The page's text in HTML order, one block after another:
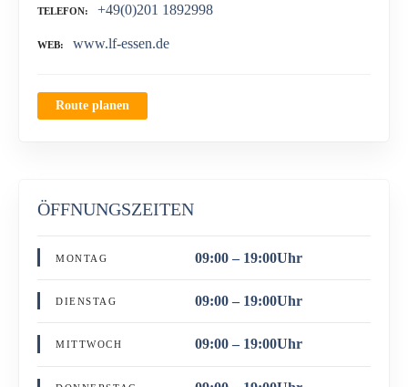
TELEFON +49(0)201 1892998
WEB www.lf-essen.de
Route planen
ÖFFNUNGSZEITEN
MONTAG 09:00 – 19:00Uhr
DIENSTAG 09:00 – 19:00Uhr
MITTWOCH 09:00 – 19:00Uhr